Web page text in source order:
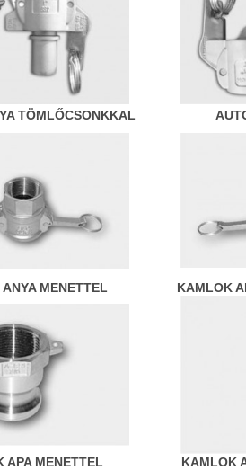
TÖMLŐCSONKKAL
MENETTEL KAMLOK
APA MENETTEL KAMLOK